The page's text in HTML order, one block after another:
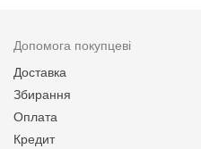
Допомога покупцеві
Доставка
Збирання
Оплата
Кредит